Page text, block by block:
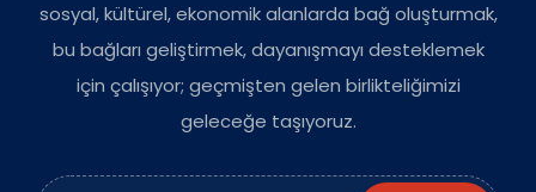
sosyal, kültürel, ekonomik alanlarda bağ oluşturmak,
bu bağları geliştirmek, dayanışmayı desteklemek
için çalışıyor; geçmişten gelen birlikteliğimizi
geleceğe taşıyoruz.